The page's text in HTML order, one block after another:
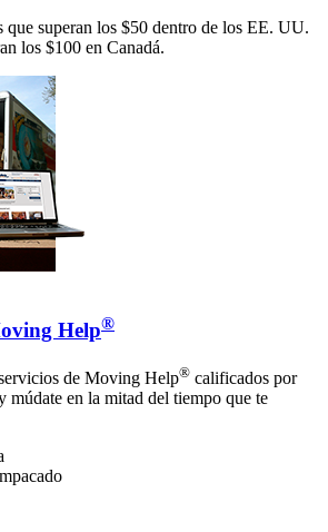
que superan los $50 dentro de los EE. UU.
los $100 en Canadá.
Help®
de Moving Help® calificados por
múdate en la mitad del tiempo que te